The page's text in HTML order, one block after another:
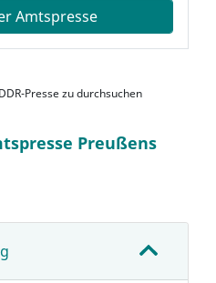
Amtspresse
Presse zu durchsuchen
Preußens